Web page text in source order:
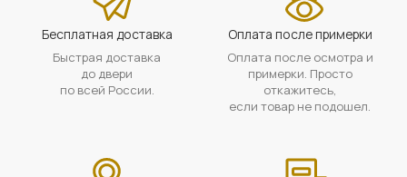
Бесплатная доставка
Быстрая доставка
до двери
по всей России.
Оплата после примерки
Оплата после осмотра и
примерки. Просто
откажитесь,
если товар не подошел.